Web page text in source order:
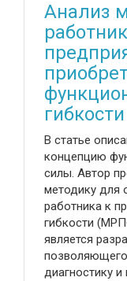
Анализ
гибкости
В статье
концепцию
силы. Автор
методику для
работника к
гибкости
является
диагностику